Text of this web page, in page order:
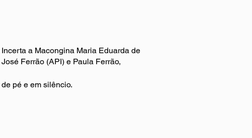
a Macongina Maria Eduarda de
Ferrão (API) e Paula Ferrão,
pé e em silêncio.